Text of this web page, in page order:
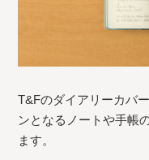
T&Fのダイアリーカバ
ンとなるノートや手帳
ます。